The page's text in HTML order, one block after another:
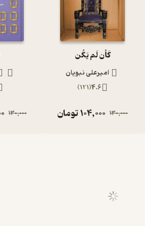
کَأن لَم یَکُن
امیرعلی نبویان
4.6
(
121
)
130,000
104,000تومان 130,000